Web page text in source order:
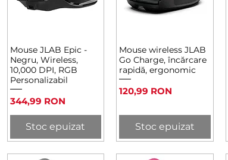
Afișare rapidă
Mouse JLAB Epic -
Negru, Wireless,
10,000 DPI, RGB
Personalizabil
Preț
344,99 RON
Stoc epuizat
Afișare rapidă
Mouse wireless JLAB
Go Charge, încărcare
rapidă, ergonomic
Preț
120,99 RON
Stoc epuizat